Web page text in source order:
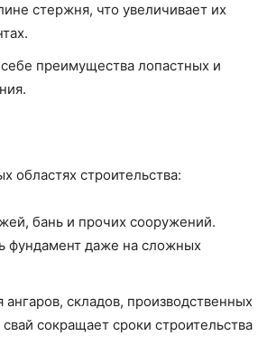
стержня, что увеличивает их
преимущества лопастных и
областях строительства:
бань и прочих сооружений.
фундамент даже на сложных
ангаров, складов, производственных
сокращает сроки строительства